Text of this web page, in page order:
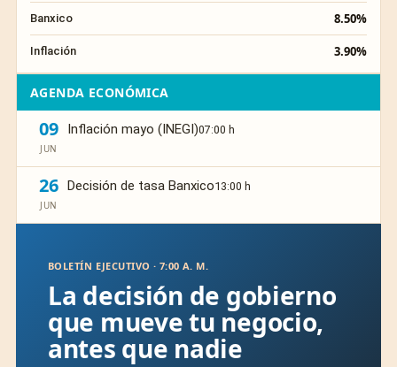
Banxico 8.50%
Inflación 3.90%
AGENDA ECONÓMICA
09
JUN
Inflación mayo (INEGI)07:00 h
26
JUN
Decisión de tasa Banxico13:00 h
BOLETÍN EJECUTIVO · 7:00 A. M.
La decisión de gobierno
que mueve tu negocio,
antes que nadie